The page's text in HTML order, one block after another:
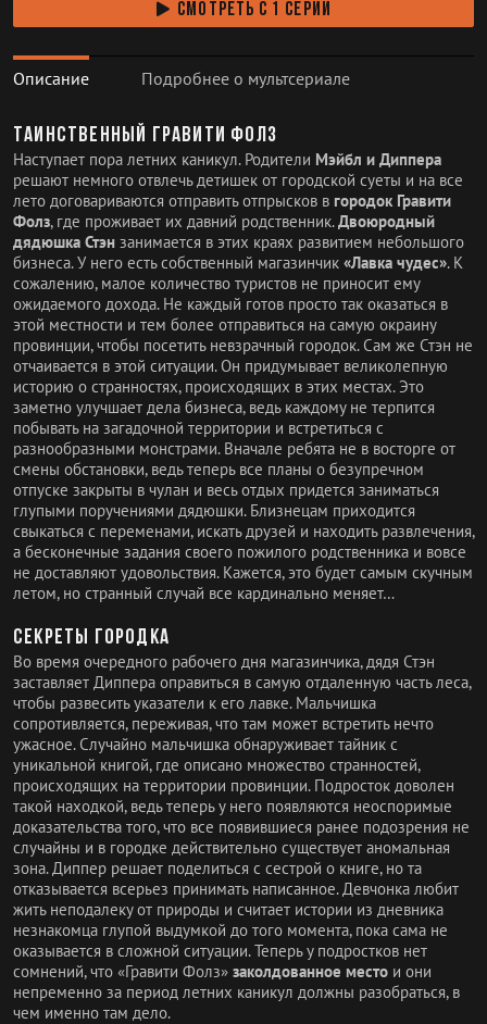
СМОТРЕТЬ С 1 СЕРИИ
Описание Подробнее о мультсериале
Таинственный Гравити Фолз
Наступает пора летних каникул. Родители Мэйбл и Диппера
решают немного отвлечь детишек от городской суеты и на все
лето договариваются отправить отпрысков в городок Гравити
Фолз, где проживает их давний родственник.Двоюродный
дядюшка Стэн занимается в этих краях развитием небольшого
бизнеса. У него есть собственный магазинчик «Лавка чудес». К
сожалению, малое количество туристов не приносит ему
ожидаемого дохода. Не каждый готов просто так оказаться в
этой местности и тем более отправиться на самую окраину
провинции, чтобы посетить невзрачный городок. Сам же Стэн не
отчаивается в этой ситуации. Он придумывает великолепную
историю о странностях, происходящих в этих местах. Это
заметно улучшает дела бизнеса, ведь каждому не терпится
побывать на загадочной территории и встретиться с
разнообразными монстрами. Вначале ребята не в восторге от
смены обстановки, ведь теперь все планы о безупречном
отпуске закрыты в чулан и весь отдых придется заниматься
глупыми поручениями дядюшки. Близнецам приходится
свыкаться с переменами, искать друзей и находить развлечения,
а бесконечные задания своего пожилого родственника и вовсе
не доставляют удовольствия. Кажется, это будет самым скучным
летом, но странный случай все кардинально меняет…
Секреты городка
Во время очередного рабочего дня магазинчика, дядя Стэн
заставляет Диппера оправиться в самую отдаленную часть леса,
чтобы развесить указатели к его лавке. Мальчишка
сопротивляется, переживая, что там может встретить нечто
ужасное. Случайно мальчишка обнаруживает тайник с
уникальной книгой, где описано множество странностей,
происходящих на территории провинции. Подросток доволен
такой находкой, ведь теперь у него появляются неоспоримые
доказательства того, что все появившиеся ранее подозрения не
случайны и в городке действительно существует аномальная
зона. Диппер решает поделиться с сестрой о книге, но та
отказывается всерьез принимать написанное. Девчонка любит
жить неподалеку от природы и считает истории из дневника
незнакомца глупой выдумкой до того момента, пока сама не
оказывается в сложной ситуации. Теперь у подростков нет
сомнений, что «Гравити Фолз» заколдованное место и они
непременно за период летних каникул должны разобраться, в
чем именно там дело.